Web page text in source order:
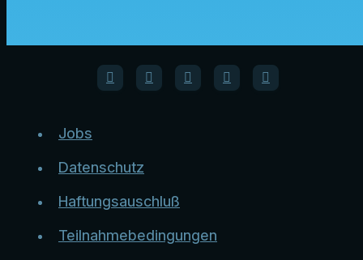
Jobs
Datenschutz
Haftungsauschluß
Teilnahmebedingungen